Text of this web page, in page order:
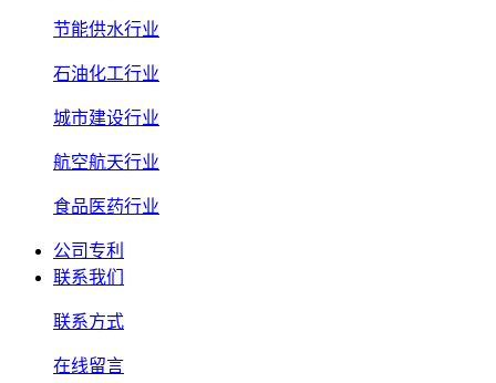
节能供水行业
石油化工行业
城市建设行业
航空航天行业
食品医药行业
公司专利
联系我们
联系方式
在线留言